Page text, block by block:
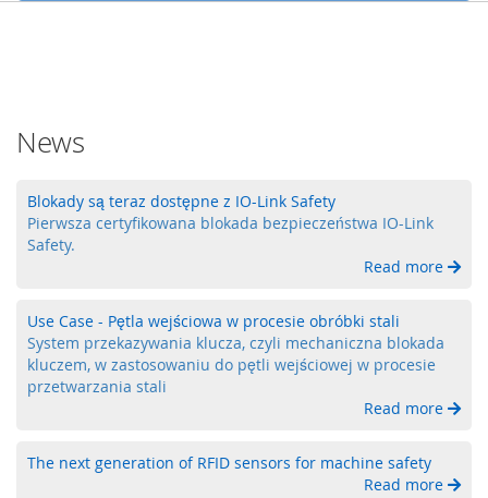
o
w
Z
a
p
i
e
c
i
News
Blokady są teraz dostępne z IO-Link Safety
Pierwsza certyfikowana blokada bezpieczeństwa IO-Link
Safety.
Read more
Use Case - Pętla wejściowa w procesie obróbki stali
System przekazywania klucza, czyli mechaniczna blokada
kluczem, w zastosowaniu do pętli wejściowej w procesie
przetwarzania stali
Read more
The next generation of RFID sensors for machine safety
Read more